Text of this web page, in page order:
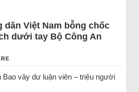
dân Việt Nam bỗng chốc
dưới tay Bộ Công An
Bao vây dư luận viên – triệu người